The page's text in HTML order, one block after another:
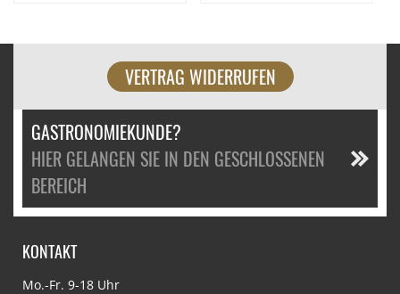
VERTRAG WIDERRUFEN
GASTRONOMIEKUNDE?
HIER GELANGEN SIE IN DEN GESCHLOSSENEN
BEREICH
KONTAKT
Mo.-Fr. 9-18 Uhr